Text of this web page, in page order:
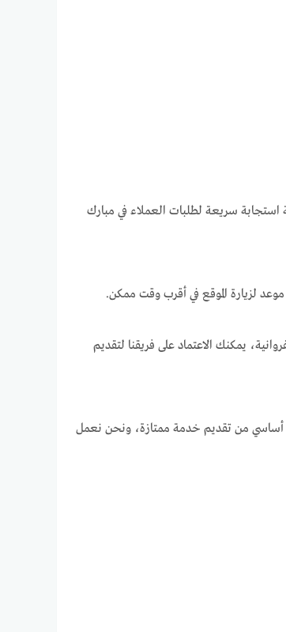
سريعة لطلبات العملاء في مبارك
لزيارة الموقع في أقرب وقت ممكن.
يمكنك الاعتماد على فريقنا لتقديم
أساسي من تقديم خدمة ممتازة، ونحن نعمل